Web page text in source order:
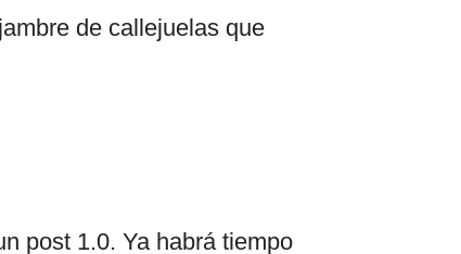
de callejuelas que
post 1.0. Ya habrá tiempo